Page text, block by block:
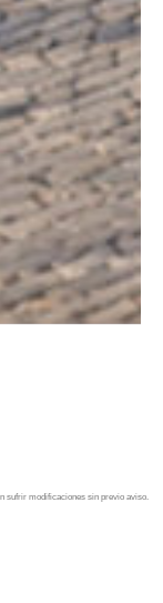
sufrir modificaciones sin previo aviso.